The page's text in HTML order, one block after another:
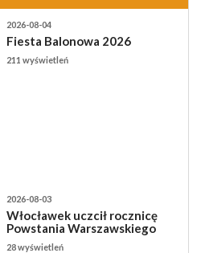
2026-08-04
Fiesta Balonowa 2026
211 wyświetleń
2026-08-03
Włocławek uczcił rocznicę
Powstania Warszawskiego
28 wyświetleń